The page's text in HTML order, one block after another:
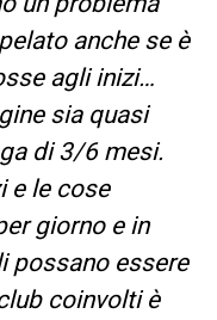
anche se è
agli inizi…
sia quasi
di 3/6 mesi.
e le cose
giorno e in
possano essere
coinvolti è